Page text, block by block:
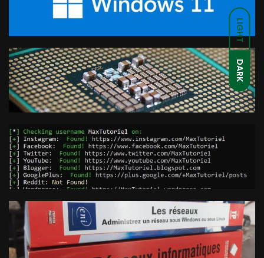
LIGHT
DARK